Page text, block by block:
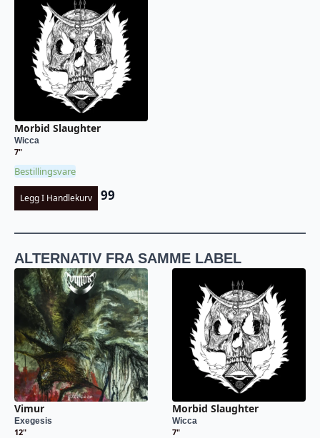
Morbid Slaughter
Wicca
7"
Bestillingsvare
Legg I Handlekurv 99
ALTERNATIV FRA SAMME LABEL
Vimur
Exegesis
12"
Morbid Slaughter
Wicca
7"